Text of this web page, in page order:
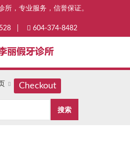
所，专业服务，信誉保证。
| 604-374-8482
Checkout